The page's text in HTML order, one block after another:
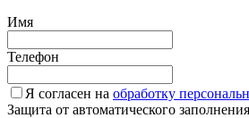
Имя
Телефон
Я согласен на обработку
Защита от автоматического заполнения